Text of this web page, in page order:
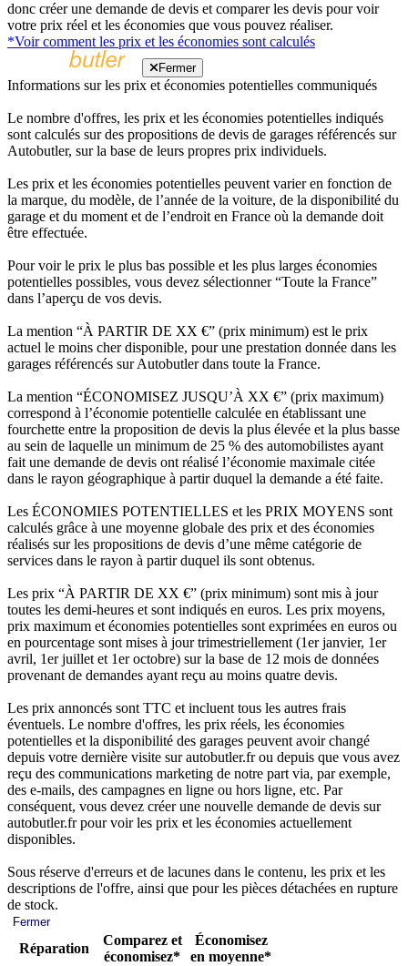
donc créer une demande de devis et comparer les devis pour voir
votre prix réel et les économies que vous pouvez réaliser.
*Voir comment les prix et les économies sont calculés
Fermer
Informations sur les prix et économies potentielles communiqués
Le nombre d'offres, les prix et les économies potentielles indiqués
sont calculés sur des propositions de devis de garages référencés sur
Autobutler, sur la base de leurs propres prix individuels.
Les prix et les économies potentielles peuvent varier en fonction de
la marque, du modèle, de l’année de la voiture, de la disponibilité du
garage et du moment et de l’endroit en France où la demande doit
être effectuée.
Pour voir le prix le plus bas possible et les plus larges économies
potentielles possibles, vous devez sélectionner “Toute la France”
dans l’aperçu de vos devis.
La mention “À PARTIR DE XX €” (prix minimum) est le prix
actuel le moins cher disponible, pour une prestation donnée dans les
garages référencés sur Autobutler dans toute la France.
La mention “ÉCONOMISEZ JUSQU’À XX €” (prix maximum)
correspond à l’économie potentielle calculée en établissant une
fourchette entre la proposition de devis la plus élevée et la plus basse
au sein de laquelle un minimum de 25 % des automobilistes ayant
fait une demande de devis ont réalisé l’économie maximale citée
dans le rayon géographique à partir duquel la demande a été faite.
Les ÉCONOMIES POTENTIELLES et les PRIX MOYENS sont
calculés grâce à une moyenne globale des prix et des économies
réalisés sur les propositions de devis d’une même catégorie de
services dans le rayon à partir duquel ils sont obtenus.
Les prix “À PARTIR DE XX €” (prix minimum) sont mis à jour
toutes les demi-heures et sont indiqués en euros. Les prix moyens,
prix maximum et économies potentielles sont exprimées en euros ou
en pourcentage sont mises à jour trimestriellement (1er janvier, 1er
avril, 1er juillet et 1er octobre) sur la base de 12 mois de données
provenant de demandes ayant reçu au moins quatre devis.
Les prix annoncés sont TTC et incluent tous les autres frais
éventuels. Le nombre d'offres, les prix réels, les économies
potentielles et la disponibilité des garages peuvent avoir changé
depuis votre dernière visite sur autobutler.fr ou depuis que vous avez
reçu des communications marketing de notre part via, par exemple,
des e-mails, des campagnes en ligne ou hors ligne, etc. Par
conséquent, vous devez créer une nouvelle demande de devis sur
autobutler.fr pour voir les prix et les économies actuellement
disponibles.
Sous réserve d'erreurs et de lacunes dans le contenu, les prix et les
descriptions de l'offre, ainsi que pour les pièces détachées en rupture
de stock.
Fermer
Réparation
Comparez et
économisez*
Économisez
en moyenne*